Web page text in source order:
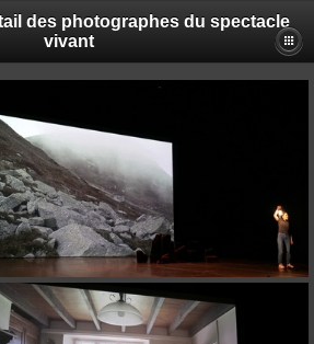
des photographes du spectacle
vivant